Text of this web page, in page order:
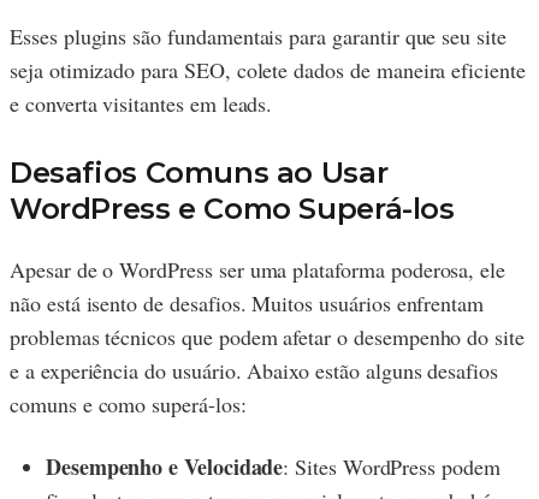
Esses plugins são fundamentais para garantir que seu site
seja otimizado para SEO, colete dados de maneira eficiente
e converta visitantes em leads.
Desafios Comuns ao Usar
WordPress e Como Superá-los
Apesar de o WordPress ser uma plataforma poderosa, ele
não está isento de desafios. Muitos usuários enfrentam
problemas técnicos que podem afetar o desempenho do site
e a experiência do usuário. Abaixo estão alguns desafios
comuns e como superá-los:
Desempenho e Velocidade: Sites WordPress podem